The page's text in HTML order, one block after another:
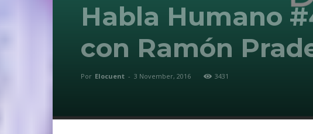
Habla Humano
con Ramón
Por Elocuent - 3 November, 2016 3431